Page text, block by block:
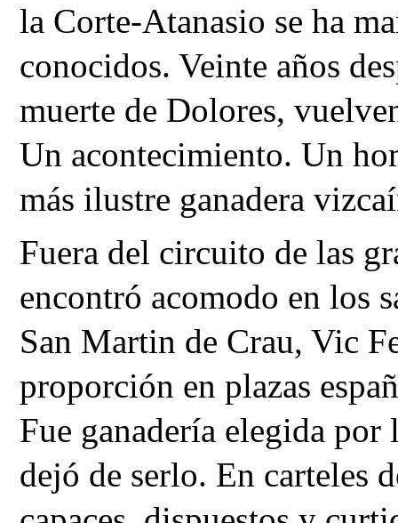
la Corte-Atanasio se ha
conocidos. Veinte años
muerte de Dolores,
Un acontecimiento. Un
más ilustre ganadera
Fuera del circuito de las
encontró acomodo en los
San Martin de Crau, Vic
proporción en plazas
Fue ganadería elegida por
dejó de serlo. En carteles